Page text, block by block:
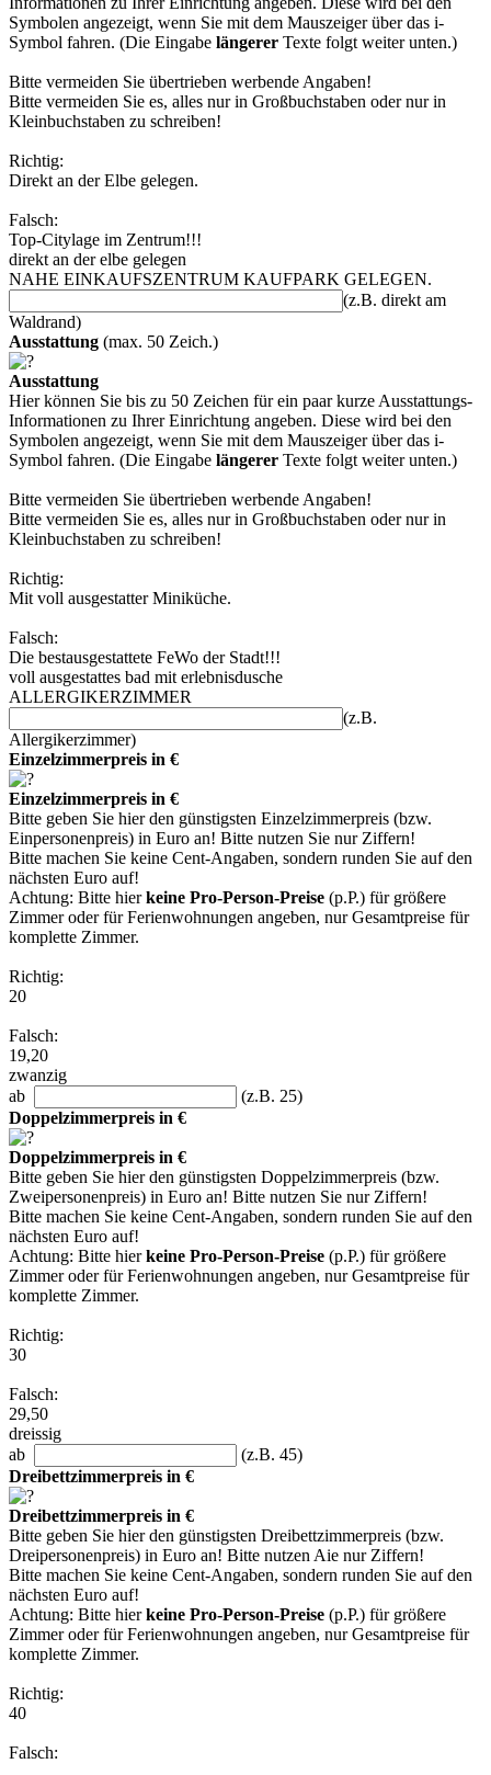
Symbolen angezeigt, wenn Sie mit dem Mauszeiger über das i-
Symbol fahren. (Die Eingabe längerer Texte folgt weiter unten.)
Bitte vermeiden Sie übertrieben werbende Angaben!
Bitte vermeiden Sie es, alles nur in Großbuchstaben oder nur in
Kleinbuchstaben zu schreiben!
Richtig:
Direkt an der Elbe gelegen.
Falsch:
Top-Citylage im Zentrum!!!
direkt an der elbe gelegen
NAHE EINKAUFSZENTRUM KAUFPARK GELEGEN.
(z.B. direkt am
Waldrand)
Ausstattung (max. 50 Zeich.)
Ausstattung
Hier können Sie bis zu 50 Zeichen für ein paar kurze Ausstattungs-
Informationen zu Ihrer Einrichtung angeben. Diese wird bei den
Symbolen angezeigt, wenn Sie mit dem Mauszeiger über das i-
Symbol fahren. (Die Eingabe längerer Texte folgt weiter unten.)
Bitte vermeiden Sie übertrieben werbende Angaben!
Bitte vermeiden Sie es, alles nur in Großbuchstaben oder nur in
Kleinbuchstaben zu schreiben!
Richtig:
Mit voll ausgestatter Miniküche.
Falsch:
Die bestausgestattete FeWo der Stadt!!!
voll ausgestattes bad mit erlebnisdusche
ALLERGIKERZIMMER
(z.B.
Allergikerzimmer)
Einzelzimmerpreis in €
Einzelzimmerpreis in €
Bitte geben Sie hier den günstigsten Einzelzimmerpreis (bzw.
Einpersonenpreis) in Euro an! Bitte nutzen Sie nur Ziffern!
Bitte machen Sie keine Cent-Angaben, sondern runden Sie auf den
nächsten Euro auf!
Achtung: Bitte hierkeine Pro-Person-Preise (p.P.) für größere
Zimmer oder für Ferienwohnungen angeben, nur Gesamtpreise für
komplette Zimmer.
Richtig:
20
Falsch:
19,20
zwanzig
ab
(z.B. 25)
Doppelzimmerpreis in €
Doppelzimmerpreis in €
Bitte geben Sie hier den günstigsten Doppelzimmerpreis (bzw.
Zweipersonenpreis) in Euro an! Bitte nutzen Sie nur Ziffern!
Bitte machen Sie keine Cent-Angaben, sondern runden Sie auf den
nächsten Euro auf!
Achtung: Bitte hierkeine Pro-Person-Preise (p.P.) für größere
Zimmer oder für Ferienwohnungen angeben, nur Gesamtpreise für
komplette Zimmer.
Richtig:
30
Falsch:
29,50
dreissig
ab
(z.B. 45)
Dreibettzimmerpreis in €
Dreibettzimmerpreis in €
Bitte geben Sie hier den günstigsten Dreibettzimmerpreis (bzw.
Dreipersonenpreis) in Euro an! Bitte nutzen Aie nur Ziffern!
Bitte machen Sie keine Cent-Angaben, sondern runden Sie auf den
nächsten Euro auf!
Achtung: Bitte hierkeine Pro-Person-Preise (p.P.) für größere
Zimmer oder für Ferienwohnungen angeben, nur Gesamtpreise für
komplette Zimmer.
Richtig:
40
Falsch: